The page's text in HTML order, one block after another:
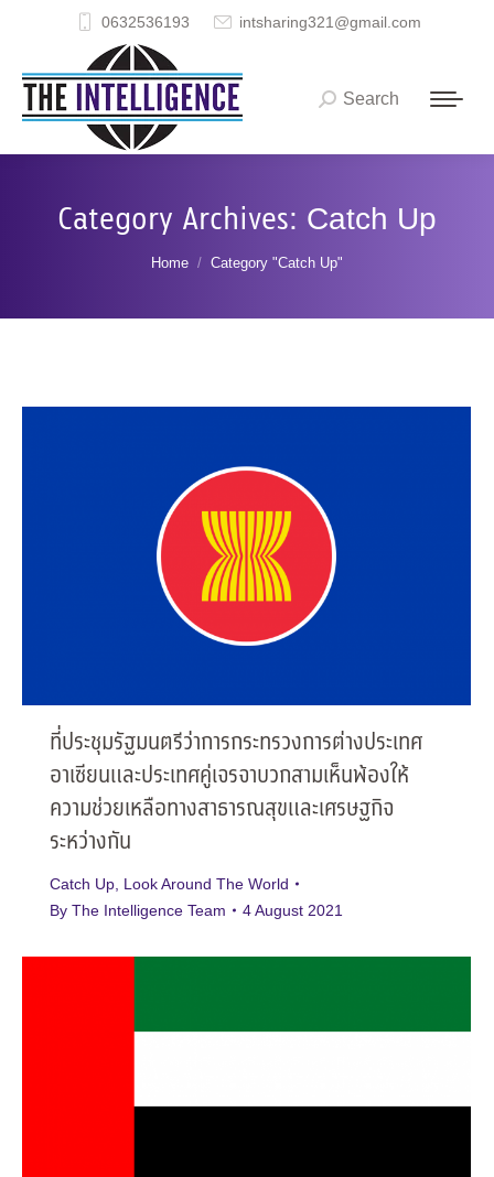
0632536193 intsharing321@gmail.com
Search:
Search
Category Archives: Catch Up
You are here:
Home Category "Catch Up"
ที่ประชุมรัฐมนตรีว่าการกระทรวงการต่างประเทศ
อาเซียนและประเทศคู่เจรจาบวกสามเห็นพ้องให้
ความช่วยเหลือทางสาธารณสุขและเศรษฐกิจ
ระหว่างกัน
Catch Up Look Around The World
By The Intelligence Team 4 August 2021